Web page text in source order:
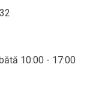
10:00 - 17:00